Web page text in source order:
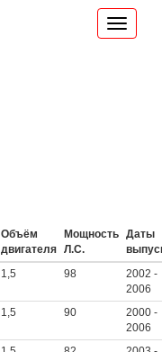
Объём
двигателя
Мощность
Л.С.
Даты
1,5 98
2002 -
2006
1,5 90
2000 -
2006